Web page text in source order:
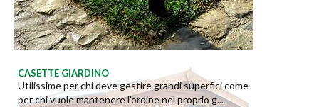
CASETTE GIARDINO
Utilissime per chi deve gestire grandi superfici come
per chi vuole mantenere l'ordine nel proprio g...